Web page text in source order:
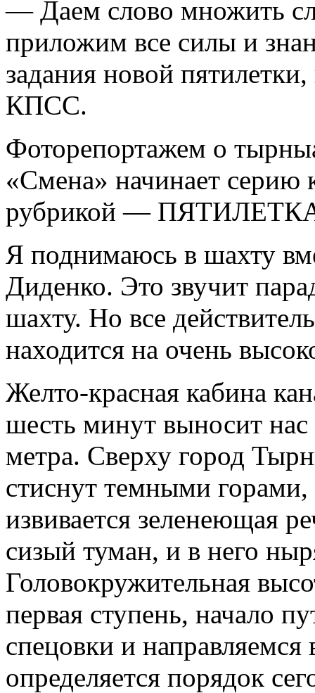
— Даем слово множить
приложим все силы и
задания новой
КПСС.
Фоторепортажем о
«Смена» начинает серию
рубрикой —
Я поднимаюсь в шахту
Диденко. Это звучит
шахту. Но все
находится на очень
Желто-красная кабина
шесть минут выносит
метра. Сверху город
стиснут темными
извивается зеленеющая
сизый туман, и в него
Головокружительная
первая ступень, начало
спецовки и
определяется порядок